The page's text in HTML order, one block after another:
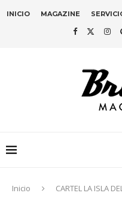
INICIO MAGAZINE
Inicio CARTEL LA ISLA